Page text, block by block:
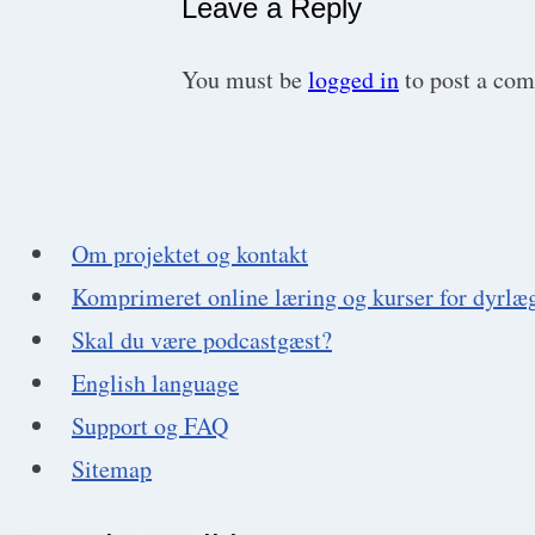
Leave a Reply
You must belogged into post a
Om projektet og kontakt
Komprimeret online læring og kurser for
Skal du være podcastgæst?
English language
Support og FAQ
Sitemap